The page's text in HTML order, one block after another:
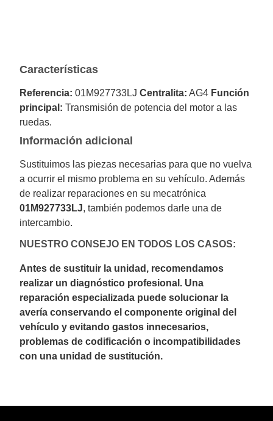
Características
Referencia: 01M927733LJCentralita: AG4 Función
principal: Transmisión de potencia del motor a las
ruedas.
Información adicional
Sustituimos las piezas necesarias para que no vuelva
a ocurrir el mismo problema en su vehículo. Además
de realizar reparaciones en su mecatrónica
01M927733LJ, también podemos darle una de
intercambio.
NUESTRO CONSEJO EN TODOS LOS CASOS:
Antes de sustituir la unidad, recomendamos
realizar un diagnóstico profesional. Una
reparación especializada puede solucionar la
avería conservando el componente original del
vehículo y evitando gastos innecesarios,
problemas de codificación o incompatibilidades
con una unidad de sustitución.